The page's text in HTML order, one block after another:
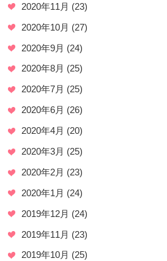
2020年11月 (23)
2020年10月 (27)
2020年9月 (24)
2020年8月 (25)
2020年7月 (25)
2020年6月 (26)
2020年4月 (20)
2020年3月 (25)
2020年2月 (23)
2020年1月 (24)
2019年12月 (24)
2019年11月 (23)
2019年10月 (25)